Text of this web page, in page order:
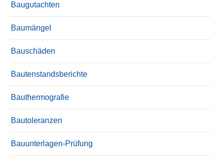
Baugutachten
Baumängel
Bauschäden
Bautenstandsberichte
Bauthermografie
Bautoleranzen
Bauunterlagen-Prüfung